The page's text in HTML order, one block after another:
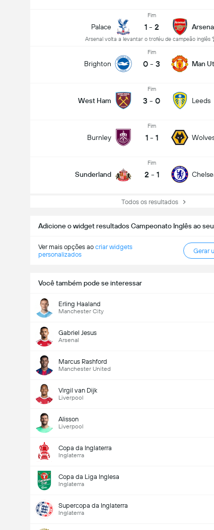
Palace
Fim
1 - 2
Arsenal volta a levantar o troféu de campeão inglês
Brighton
Fim
0 - 3 Man
West Ham
Fim
3 - 0 Leeds
Burnley
Fim
1 - 1
Sunderland
Fim
2 - 1
Todos os resultados
Adicione o widget resultados Campeonato Inglês ao
Ver mais opções ao criar widgets
personalizados
Gerar
Você também pode se interessar
Erling Haaland
Manchester City
Gabriel Jesus
Arsenal
Marcus Rashford
Manchester United
Virgil van Dijk
Liverpool
Alisson
Liverpool
Copa da Inglaterra
Inglaterra
Copa da Liga Inglesa
Inglaterra
Supercopa da Inglaterra
Inglaterra